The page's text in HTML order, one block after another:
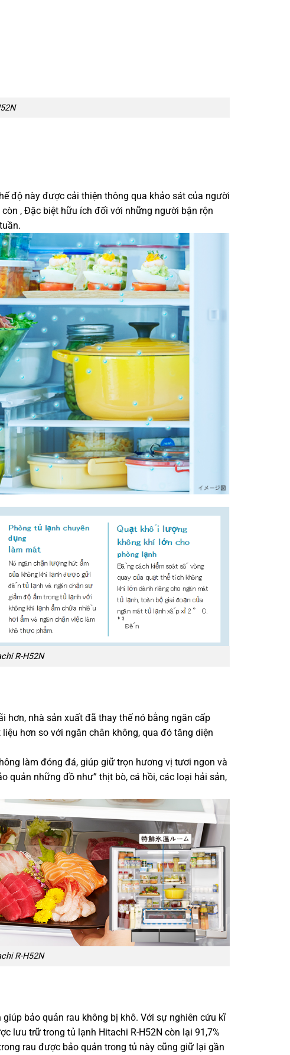
độ này được cải thiện thông qua khảo sát của người
, Đặc biệt hữu ích đối với những người bận rộn
R-H52N
hơn, nhà sản xuất đã thay thế nó bằng ngăn cấp
hơn so với ngăn chân không, qua đó tăng diện
làm đóng đá, giúp giữ trọn hương vị tươi ngon và
quản những đồ như” thịt bò, cá hồi, các loại hải sản,
R-H52N
bảo quản rau không bị khô. Với sự nghiên cứu kĩ
lưu trữ trong tủ lạnh Hitachi R-H52N còn lại 91,7%
rau được bảo quản trong tủ này cũng giữ lại gần